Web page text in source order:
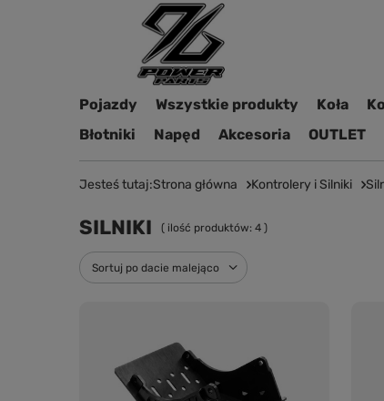
Pojazdy Wszystkie produkty Koła
Błotniki
Napęd Akcesoria OUTLET
Jesteś tutaj:Strona główna Kontrolery i Silniki
SILNIKI ( ilość produktów: 4 )
Zmień sortowanie
Sortuj po dacie malejąco